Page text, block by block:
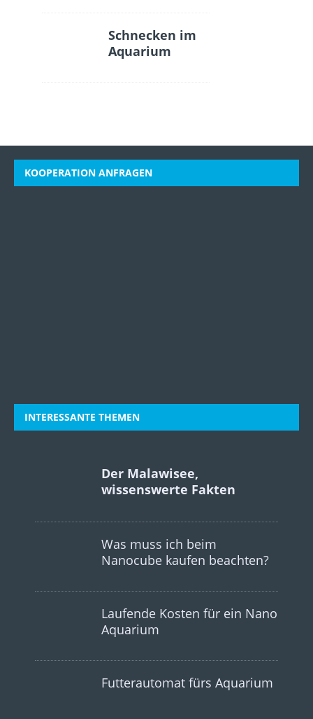
Schnecken im
Aquarium
KOOPERATION ANFRAGEN
INTERESSANTE THEMEN
Der Malawisee,
wissenswerte Fakten
Was muss ich beim
Nanocube kaufen beachten?
Laufende Kosten für ein Nano
Aquarium
Futterautomat fürs Aquarium